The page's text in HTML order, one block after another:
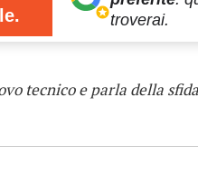
troverai.
tecnico e parla della